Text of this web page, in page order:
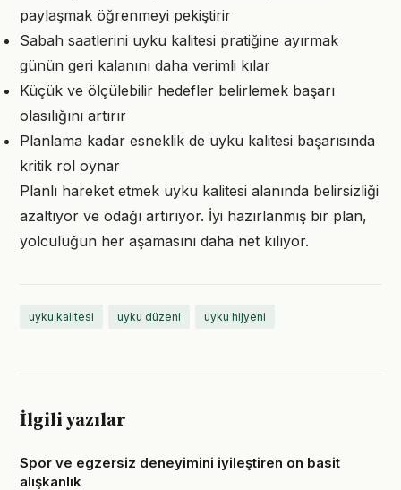
paylaşmak öğrenmeyi pekiştirir
Sabah saatlerini uyku kalitesi pratiğine ayırmak
günün geri kalanını daha verimli kılar
Küçük ve ölçülebilir hedefler belirlemek başarı
olasılığını artırır
Planlama kadar esneklik de uyku kalitesi başarısında
kritik rol oynar
Planlı hareket etmek uyku kalitesi alanında belirsizliği
azaltıyor ve odağı artırıyor. İyi hazırlanmış bir plan,
yolculuğun her aşamasını daha net kılıyor.
uyku kalitesi uyku düzeni uyku hijyeni
İlgili yazılar
Spor ve egzersiz deneyimini iyileştiren on basit
alışkanlık